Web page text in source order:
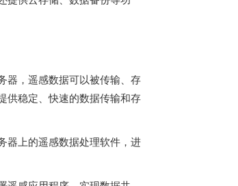
器 ，遥感数据可以被传输、存
供稳定、快速的数据传输和存
器 上的遥感数据处理软件，进